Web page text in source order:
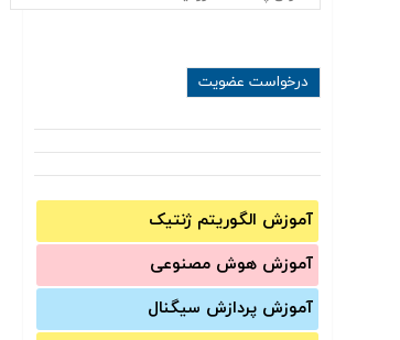
آموزش الگوریتم ژنتیک
آموزش‌ هوش مصنوعی
آموزش‌ پردازش سیگنال